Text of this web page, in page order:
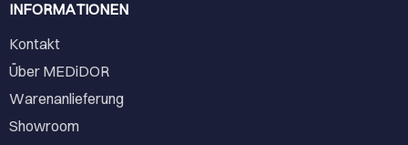
INFORMATIONEN
Kontakt
Über MEDiDOR
Warenanlieferung
Showroom